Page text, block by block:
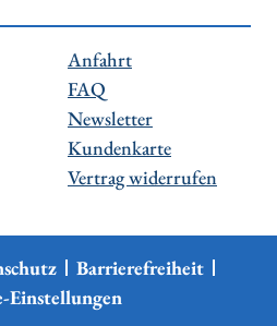
Anfahrt
FAQ
Newsletter
Kundenkarte
Vertrag widerrufen
Barrierefreiheit
Einstellungen